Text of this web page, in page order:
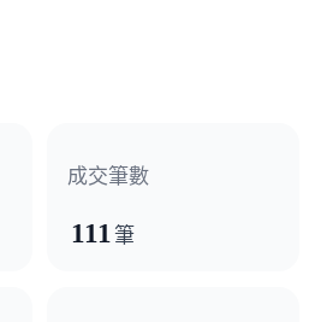
成交筆數
111 筆